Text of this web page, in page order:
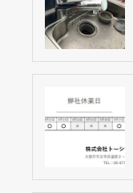
現在、新聞
現在、新聞